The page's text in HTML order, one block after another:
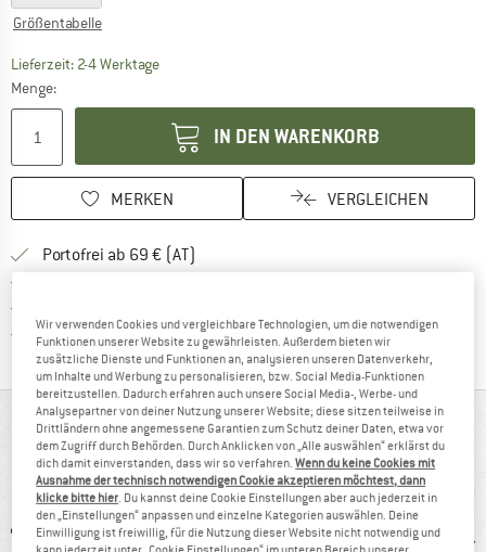
Größentabelle
Lieferzeit: 2-4 WerktageDer Link öffnet sich in einer Infobox und
Menge:
IN DEN WARENKORB
MERKEN VERGLEICHEN
Portofrei ab 69 € (AT)
Trusted Shops KäuferschutzFinde alle Infos hier!
AUF EINEN BLICK
Wasserabweisende Trekkinghose mit vielen Taschen
Wir verwenden Cookies und vergleichbare Technologien, um die notwendigen
Funktionen unserer Website zu gewährleisten. Außerdem bieten wir
zusätzliche Dienste und Funktionen an, analysieren unseren Datenverkehr,
um Inhalte und Werbung zu personalisieren, bzw. Social Media-Funktionen
bereitzustellen. Dadurch erfahren auch unsere Social Media-, Werbe- und
Analysepartner von deiner Nutzung unserer Website; diese sitzen teilweise in
Drittländern ohne angemessene Garantien zum Schutz deiner Daten, etwa vor
dem Zugriff durch Behörden. Durch Anklicken von „Alle auswählen“ erklärst du
dich damit einverstanden, dass wir so verfahren.Wenn du keine Cookies mit
Ausnahme der technisch notwendigen Cookie akzeptieren möchtest, dann
klicke bitte hier . Du kannst deine Cookie Einstellungen aber auch jederzeit in
den „Einstellungen“ anpassen und einzelne Kategorien auswählen. Deine
Einwilligung ist freiwillig, für die Nutzung dieser Website nicht notwendig und